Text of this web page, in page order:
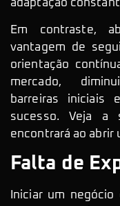
adaptação
Em contraste,
vantagem de
orientação
mercado,
barreiras iniciais
sucesso. Veja a
encontrará ao abrir
Falta de
Iniciar um